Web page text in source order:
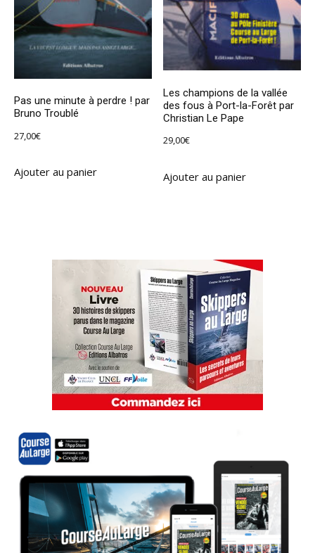
Pas une minute à perdre ! par
Bruno Troublé
27,00€
Ajouter au panier
Les champions de la vallée
des fous à Port-la-Forêt par
Christian Le Pape
29,00€
Ajouter au panier